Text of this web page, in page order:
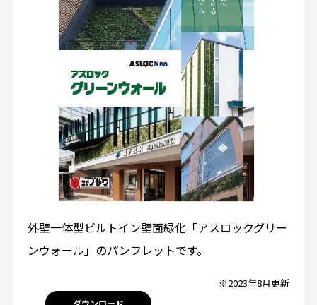
外壁一体型ビルトイン壁面緑化「アスロックグリー
ンウォール」のパンフレットです。
※2023年8月更新